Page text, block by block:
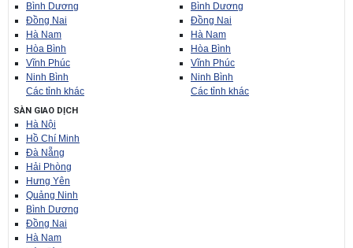
Bình Dương
Đồng Nai
Hà Nam
Hòa Bình
Vĩnh Phúc
Ninh Bình
Các tỉnh khác
Bình Dương
Đồng Nai
Hà Nam
Hòa Bình
Vĩnh Phúc
Ninh Bình
Các tỉnh khác
SÀN GIAO DỊCH
Hà Nội
Hồ Chí Minh
Đà Nẵng
Hải Phòng
Hưng Yên
Quảng Ninh
Bình Dương
Đồng Nai
Hà Nam